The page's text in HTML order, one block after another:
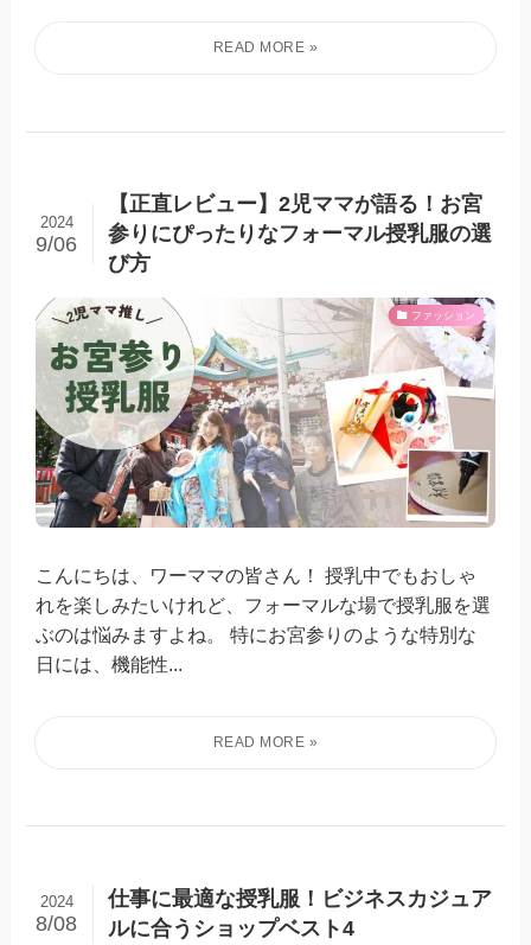
【正直レビュー】2児ママが語る！お宮
参りにぴったりなフォーマル授乳服の選
び方
2024
9/06
ファッション
こんにちは、ワーママの皆さん！ 授乳中でもおしゃ
れを楽しみたいけれど、フォーマルな場で授乳服を選
ぶのは悩みますよね。 特にお宮参りのような特別な
日には、機能性...
仕事に最適な授乳服！ビジネスカジュア
ルに合うショップベスト4
2024
8/08